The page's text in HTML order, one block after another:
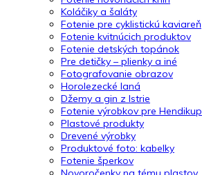
Koláčiky a šaláty
Fotenie pre cyklistickú kaviareň
Fotenie kvitnúcich produktov
Fotenie detských topánok
Pre detičky – plienky a iné
Fotografovanie obrazov
Horolezecké laná
Džemy a gin z Istrie
Fotenie výrobkov pre Hendikup
Plastové produkty
Drevené výrobky
Produktové foto: kabelky
Fotenie šperkov